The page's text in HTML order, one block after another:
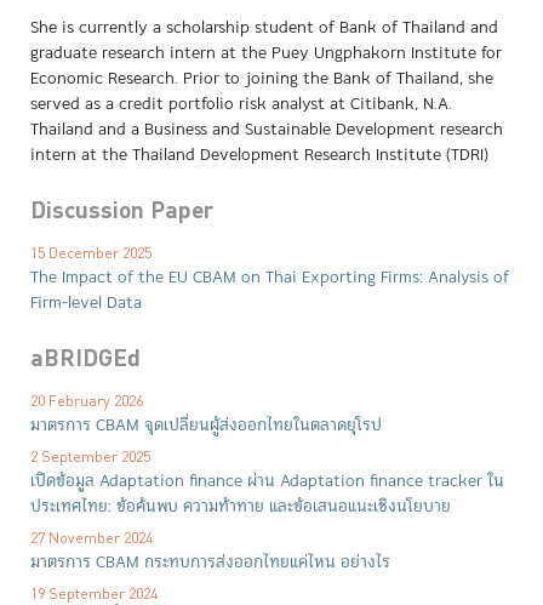
She is currently a scholarship student of Bank of Thailand and
graduate research intern at the Puey Ungphakorn Institute for
Economic Research. Prior to joining the Bank of Thailand, she
served as a credit portfolio risk analyst at Citibank, N.A.
Thailand and a Business and Sustainable Development research
intern at the Thailand Development Research Institute (TDRI)
Discussion Paper
15 December 2025
The Impact of the EU CBAM on Thai Exporting Firms: Analysis of
Firm-level Data
aBRIDGEd
20 February 2026
มาตรการ CBAM จุดเปลี่ยนผู้ส่งออกไทยในตลาดยุโรป
2 September 2025
เปิดข้อมูล Adaptation finance ผ่าน Adaptation finance tracker ใน
ประเทศไทย: ข้อค้นพบ ความท้าทาย และข้อเสนอแนะเชิงนโยบาย
27 November 2024
มาตรการ CBAM กระทบการส่งออกไทยแค่ไหน อย่างไร
19 September 2024